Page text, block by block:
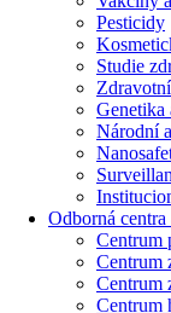
Pesticidy
Studie
Genetika
Národní
Odborná centra
Centrum
Centrum
Centrum
Centrum